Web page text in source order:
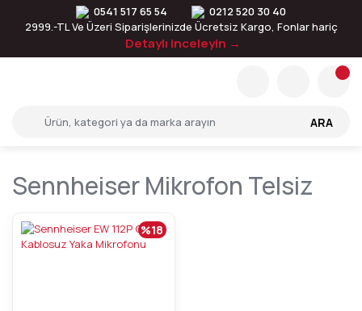
0541 517 65 54
0212 520 30 40
2999.-TL Ve Üzeri Siparişlerinizde Ücretsiz Kargo, Fonlar hariç
Detaylı inceleyin →
ARA
Sennheiser Mikrofon Telsiz
%18